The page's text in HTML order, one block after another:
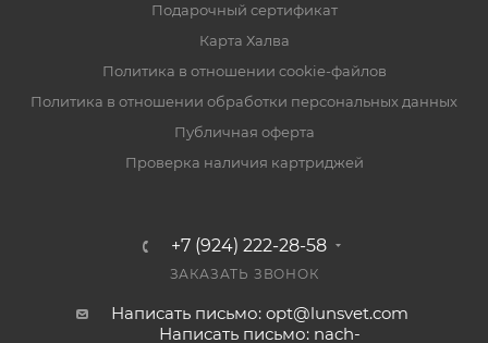
Подарочный сертификат
Карта Халва
Политика в отношении cookie-файлов
Политика в отношении обработки персональных данных
Публичная оферта
Проверка наличия картриджей
+7 (924) 222-28-58
ЗАКАЗАТЬ ЗВОНОК
Написать письмо: opt@lunsvet.com
Написать письмо: nach-